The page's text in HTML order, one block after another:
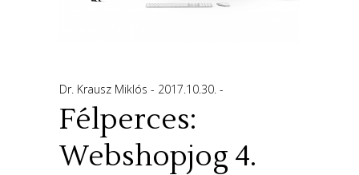
Dr. Krausz Miklós 2017.10.30.
Félperces:
Webshopjog 4.